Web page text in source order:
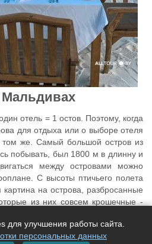
для улучшения работы сайта.
персональных данных
отель = 1 остов. Поэтому, когда
для отдыха или о выборе отеля
же. Самый большой остров из
побывать, был 1800 м в длинну и
между островами можно
С высоты птичьего полета
на острова, разбросанные
из них совсем крошечные -
гидроплане над мальдивскими
не сравнимые ощущения -